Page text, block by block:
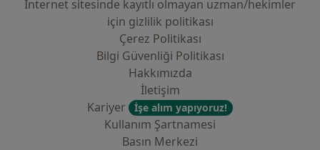
İnternet sitesinde kayıtlı olmayan uzman/hekimler
i̇çin gizlilik politikası
Çerez Politikası
Bilgi Güvenliği Politikası
Hakkımızda
İletişim
Kariyer
İşe alım yapıyoruz!
Kullanım Şartnamesi
Basın Merkezi